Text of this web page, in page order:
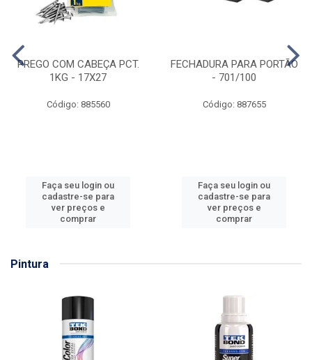
PREGO COM CABEÇA PCT.
1KG - 17X27
Código: 885560
Faça seu login ou
cadastre-se para
ver preços e
comprar
FECHADURA PARA PORTÃO
- 701/100
Código: 887655
Faça seu login ou
cadastre-se para
ver preços e
comprar
Pintura